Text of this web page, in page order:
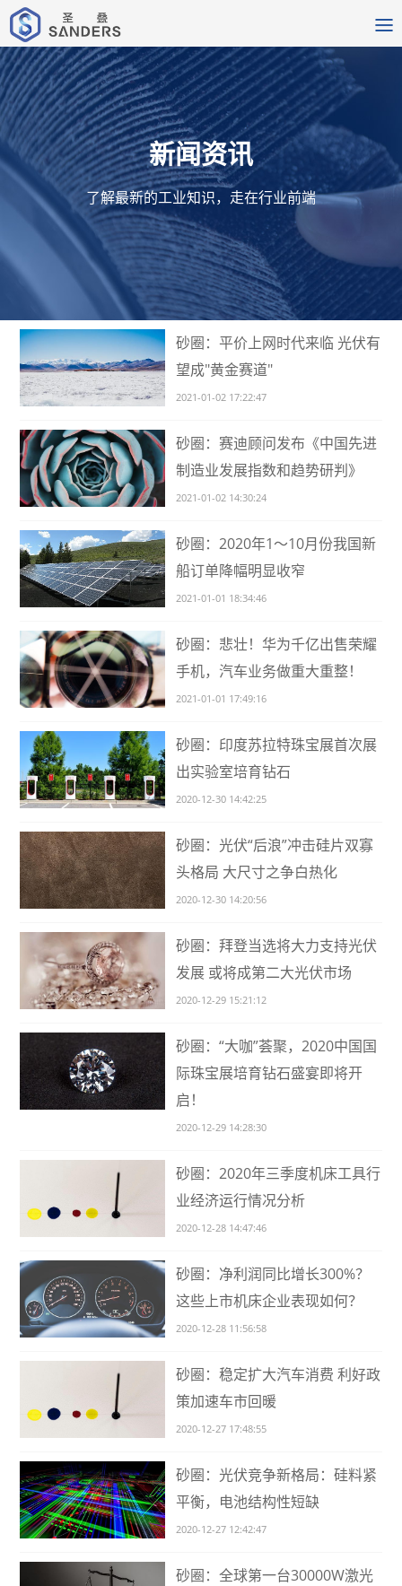
新闻资讯
了解最新的工业知识，走在行业前端
砂圈：平价上网时代来临 光伏有
望成"黄金赛道"
2021-01-02 17:22:47
砂圈：赛迪顾问发布《中国先进
制造业发展指数和趋势研判》
2021-01-02 14:30:24
砂圈：2020年1～10月份我国新
船订单降幅明显收窄
2021-01-01 18:34:46
砂圈：悲壮！华为千亿出售荣耀
手机，汽车业务做重大重整！
2021-01-01 17:49:16
砂圈：印度苏拉特珠宝展首次展
出实验室培育钻石
2020-12-30 14:42:25
砂圈：光伏“后浪”冲击硅片双寡
头格局 大尺寸之争白热化
2020-12-30 14:20:56
砂圈：拜登当选将大力支持光伏
发展 或将成第二大光伏市场
2020-12-29 15:21:12
砂圈：“大咖”荟聚，2020中国国
际珠宝展培育钻石盛宴即将开
启！
2020-12-29 14:28:30
砂圈：2020年三季度机床工具行
业经济运行情况分析
2020-12-28 14:47:46
砂圈：净利润同比增长300%？
这些上市机床企业表现如何？
2020-12-28 11:56:58
砂圈：稳定扩大汽车消费 利好政
策加速车市回暖
2020-12-27 17:48:55
砂圈：光伏竞争新格局：硅料紧
平衡，电池结构性短缺
2020-12-27 12:42:47
砂圈：全球第一台30000W激光